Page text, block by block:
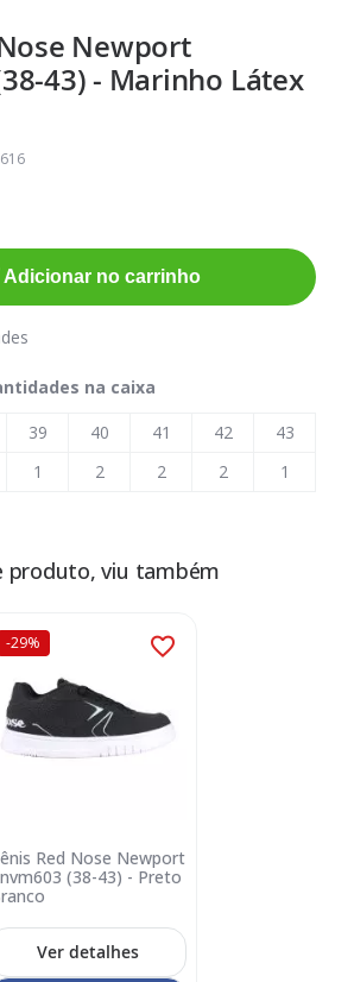
Newport
43) - Marinho Látex
Adicionar no carrinho
na caixa
39 40 41 42
43
1 2 2 2 1
produto, viu também
-29%
Red Nose Newport
(38-43) - Preto
Ver detalhes